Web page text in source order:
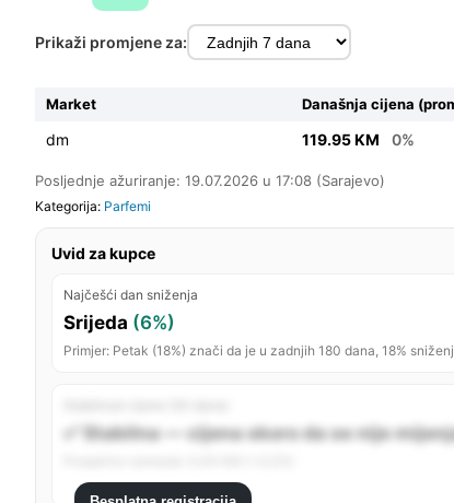
Prikaži promjene za:
Market Današnja cijena
dm 119.95 KM 0%
Posljednje ažuriranje: 19.07.2026 u 17:08 (Sarajevo)
Kategorija: Parfemi
Uvid za kupce
Najčešći dan sniženja
Srijeda (6%)
Primjer: Petak (18%) znači da je u zadnjih 180 dana, 18%
✅ Stabilna — cijena skoro da se nije